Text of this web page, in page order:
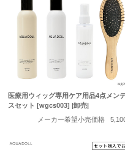
医療用ウィッグ専用ケア用品4点メン
スセット [wgcs003] |卸売|
メーカー希望小売価格